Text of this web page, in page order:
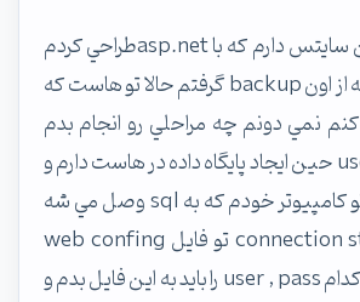
سلام دوستان ،من سايتس دارم كه با asp.netطراحي كردم
با پايگاه داده sql كه از اون backup گرفتم حالا تو هاست كه
مي خوام restor كنم نمي دونم چه مراحلي رو انجام بدم
چون يك user ,pass حين ايجاد پايگاه داده در هاست دارم و
يك user , pass تو كامپيوتر خودم كه به sql وصل مي شه
از طرفي يك connection string تو فايل web confing
دارم كه نمي دونم كدام user , pass را بايد به اين فايل بدم و